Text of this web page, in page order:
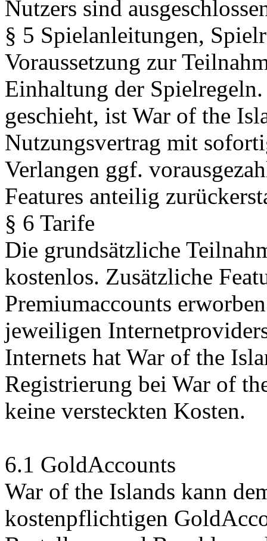
Nutzers sind
§ 5 Spielanleitungen,
Voraussetzung zur
Einhaltung der
geschieht, ist War of the
Nutzungsvertrag mit
Verlangen ggf.
Features anteilig
§ 6 Tarife
Die grundsätzliche
kostenlos. Zusätzliche
Premiumaccounts
jeweiligen
Internets hat War of the
Registrierung bei War of
keine versteckten Kosten.
6.1 GoldAccounts
War of the Islands kann
kostenpflichtigen